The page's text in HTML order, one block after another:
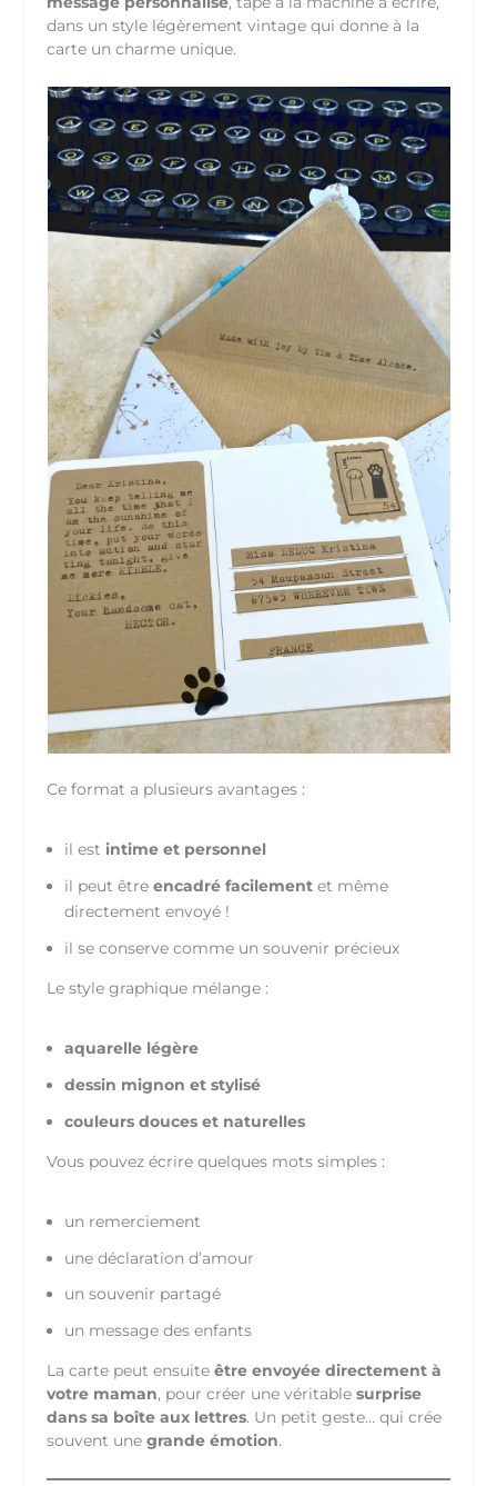
dans un style légèrement vintage qui donne à la
carte un charme unique.
Ce format a plusieurs avantages :
il est intime et personnel
il peut êtreencadré facilement et même
directement envoyé !
il se conserve comme un souvenir précieux
Le style graphique mélange :
aquarelle légère
dessin mignon et stylisé
couleurs douces et naturelles
Vous pouvez écrire quelques mots simples :
un remerciement
une déclaration d’amour
un souvenir partagé
un message des enfants
La carte peut ensuiteêtre envoyée directement à
votre maman, pour créer une véritablesurprise
dans sa boîte aux lettres. Un petit geste… qui crée
souvent unegrande émotion.